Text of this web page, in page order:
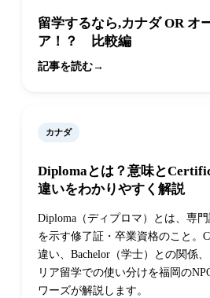
留学するなら,カナダ OR オ
ア！？ 比較編
記事を読む
カナダ
Diplomaとは？意味と
違いをわかりやすく解説
Diploma（ディプロマ）とは、専
を示す修了証・卒業資格のこと。
違い、Bachelor（学士）との関係
リア留学での使い分けを福岡の
ワーズが解説します。